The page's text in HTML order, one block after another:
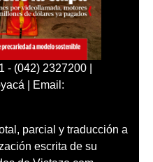
- (042) 2327200 |
| Email:
parcial y traducción a
escrita de su